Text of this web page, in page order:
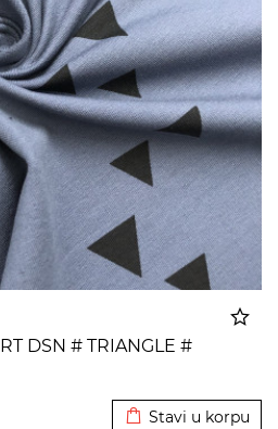
DSN # TRIANGLE #
Stavi u korpu